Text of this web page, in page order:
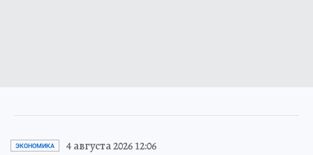
ЭКОНОМИКА 4 августа 2026 12:06